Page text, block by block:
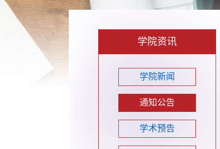
学院资讯
学院新闻
通知公告
学术预告